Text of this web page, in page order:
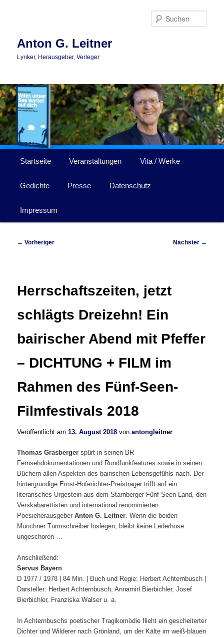
Anton G. Leitner
Lyriker, Herausgeber, Verleger
Startseite Veranstaltungen Vita / Werke
Gedichte Presse Datenschutz
Impressum
Beitragsnavigation
← Vorheriger Nächster →
Herrschaftszeiten, jetzt
schlägts Dreizehn! Ein
bairischer Abend mit Pfeffer
– DICHTUNG + FILM im
Rahmen des Fünf-Seen-
Filmfestivals 2018
Veröffentlicht am13. August 2018 vonantongleitner
Thomas Grasberger spürt in seinen BR-
Fernsehdokumentationen und Rundfunkfeatures sowie in seinen
Büchern allen Aspekten des bairischen Lebensgefühls nach. Der
hintergründige Ernst-Hoferichter-Preisträger trifft auf ein
literarisches Urgestein aus dem Starnberger Fünf-Seen-Land, den
Verskabarettisten und international renommierten
PoesieherausgeberAnton G. Leitner. Wenn die beiden
Münchner Turmschreiber loslegen, bleibt keine Lederhose
ungeschoren …
Anschließend:
Servus Bayern
D 1977 / 1978 | 84 Min. | Buch und Regie: Herbert Achternbusch |
Darsteller: Herbert Achternbusch, Annamirl Bierbichler, Josef
Bierbichler, Franziska Walser u. a.
In Achternbuschs poetischer Tragikomödie flieht ein gescheiterter
Dichter und Wilderer nach Grönland, um der Kälte im weiß-blauen